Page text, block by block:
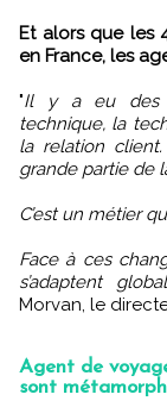
Et alors que les
en France, les
"Il y a eu des
technique, la
la relation
grande partie de
C’est un métier
Face à ces
s’adaptent
Morvan, le
Agent de
sont